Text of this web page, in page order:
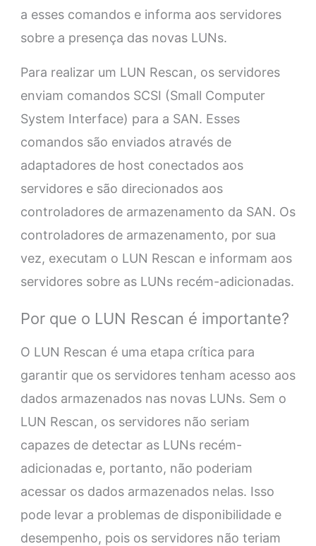
a esses comandos e informa aos servidores
sobre a presença das novas LUNs.
Para realizar um LUN Rescan, os servidores
enviam comandos SCSI (Small Computer
System Interface) para a SAN. Esses
comandos são enviados através de
adaptadores de host conectados aos
servidores e são direcionados aos
controladores de armazenamento da SAN. Os
controladores de armazenamento, por sua
vez, executam o LUN Rescan e informam aos
servidores sobre as LUNs recém-adicionadas.
Por que o LUN Rescan é importante?
O LUN Rescan é uma etapa crítica para
garantir que os servidores tenham acesso aos
dados armazenados nas novas LUNs. Sem o
LUN Rescan, os servidores não seriam
capazes de detectar as LUNs recém-
adicionadas e, portanto, não poderiam
acessar os dados armazenados nelas. Isso
pode levar a problemas de disponibilidade e
desempenho, pois os servidores não teriam